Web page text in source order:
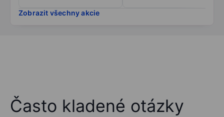
Zobrazit všechny akcie
Často kladené otázky